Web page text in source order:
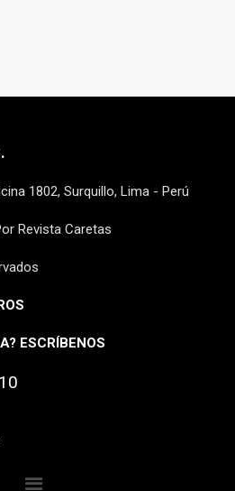
1802, Surquillo, Lima - Perú
Revista Caretas
ESCRÍBENOS